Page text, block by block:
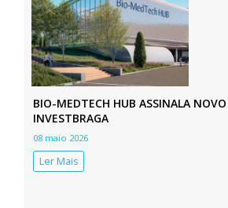
BIO-MEDTECH HUB ASSINALA
INVESTBRAGA
08 maio 2026
Ler Mais